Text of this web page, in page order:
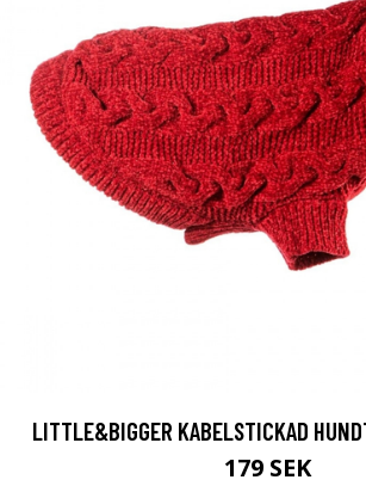
LITTLE&BIGGER KABELSTICKAD
179 SEK